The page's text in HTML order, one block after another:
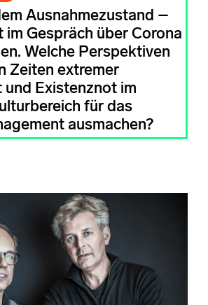
Ausnahmezustand –
Gespräch über Corona
Welche Perspektiven
Zeiten extremer
und Existenznot im
für das
ausmachen?